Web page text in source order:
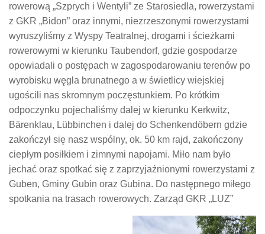
rowerową „Szprych i Wentyli” ze Starosiedla, rowerzystami
z GKR „Bidon” oraz innymi, niezrzeszonymi rowerzystami
wyruszyliśmy z Wyspy Teatralnej, drogami i ścieżkami
rowerowymi w kierunku Taubendorf, gdzie gospodarze
opowiadali o postępach w zagospodarowaniu terenów po
wyrobisku węgla brunatnego a w świetlicy wiejskiej
ugościli nas skromnym poczęstunkiem. Po krótkim
odpoczynku pojechaliśmy dalej w kierunku Kerkwitz,
Bärenklau, Lübbinchen i dalej do Schenkendöbern gdzie
zakończył się nasz wspólny, ok. 50 km rajd, zakończony
ciepłym posiłkiem i zimnymi napojami. Miło nam było
jechać oraz spotkać się z zaprzyjaźnionymi rowerzystami z
Guben, Gminy Gubin oraz Gubina. Do następnego miłego
spotkania na trasach rowerowych. Zarząd GKR „LUZ”